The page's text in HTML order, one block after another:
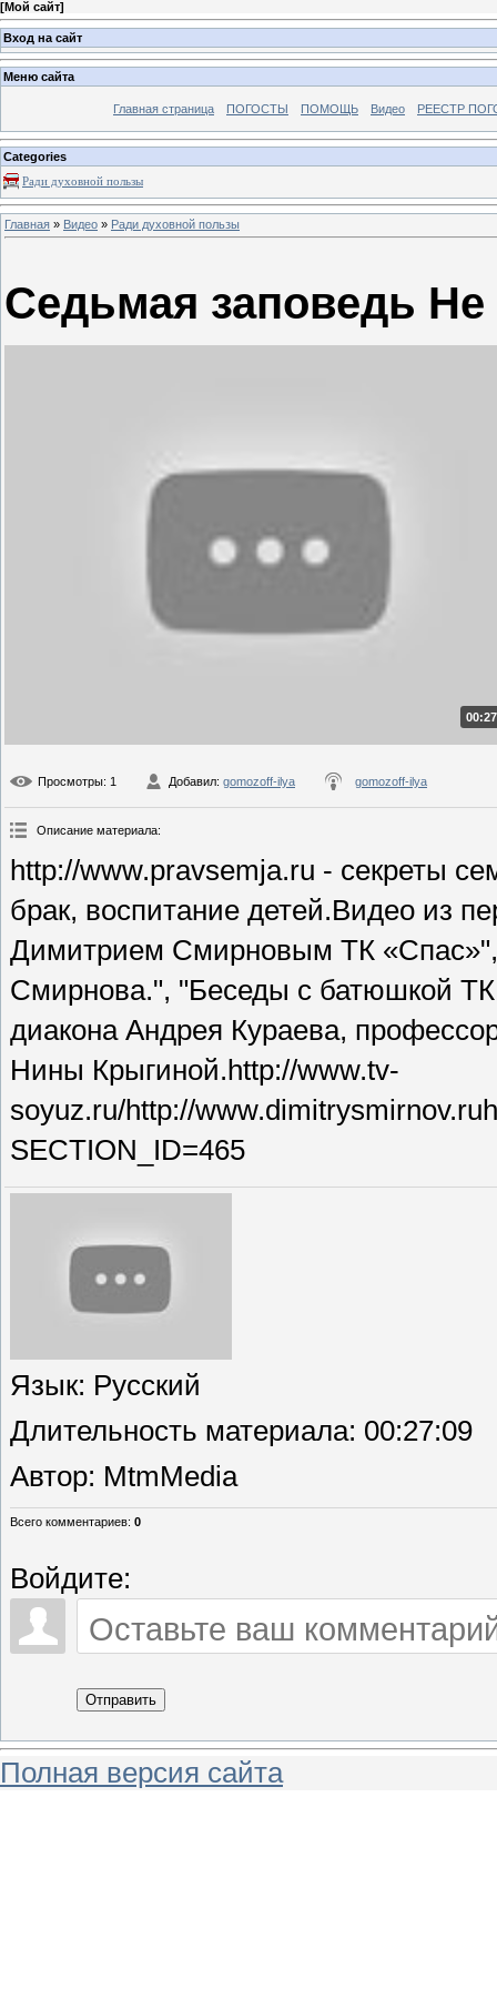
[Мой сайт]
Вход на сайт
Меню сайта
Главная страница ПОГОСТЫ ПОМОЩЬ Видео РЕЕСТР
Categories
Ради духовной пользы
Главная » Видео » Ради духовной пользы
Седьмая заповедь
Просмотры: 1 Добавил: gomozoff-ilya gomozoff-ilya
Описание материала:
http://www.pravsemja.ru - секреты
брак, воспитание детей.Видео из
Димитрием Смирновым ТК «Спас»",
Смирнова.", "Беседы с батюшкой
диакона Андрея Кураева,
Нины Крыгиной.http://www.tv-
soyuz.ru/http://
SECTION_ID=465
Язык: Русский
Длительность материала: 00:27:09
Автор: MtmMedia
Всего комментариев: 0
Войдите:
Отправить
Полная версия сайта